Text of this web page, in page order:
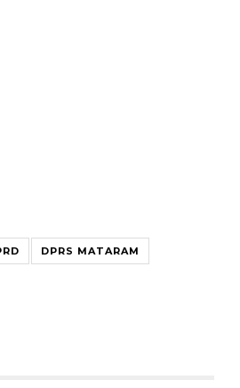
DPRS MATARAM